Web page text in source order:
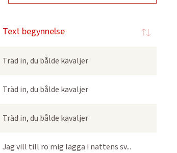
Text begynnelse
Träd in, du bålde kavaljer
Träd in, du bålde kavaljer
Träd in, du bålde kavaljer
Jag vill till ro mig lägga i nattens sv...